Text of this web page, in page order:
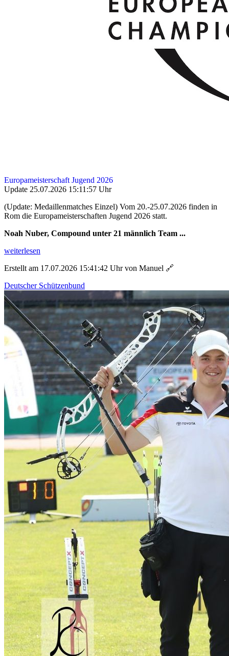
Europameisterschaft Jugend 2026
Update 25.07.2026 15:11:57 Uhr
(Update: Medaillenmatches Einzel) Vom 20.-25.07.2026 finden in
Rom die Europameisterschaften Jugend 2026 statt.
Noah Nuber, Compound unter 21 männlich Team ...
weiterlesen
Erstellt am 17.07.2026 15:41:42 Uhr von Manuel 🔗
Deutscher Schützenbund